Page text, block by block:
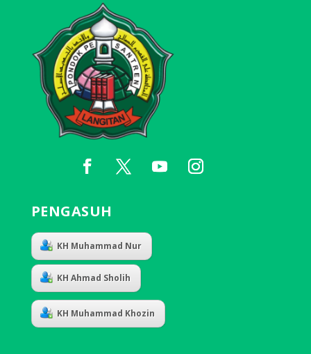
PENGASUH
KH Muhammad Nur
KH Ahmad Sholih
KH Muhammad Khozin